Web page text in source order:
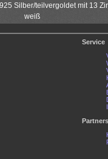
Silber/teilvergoldet mit 13
weiß
Service